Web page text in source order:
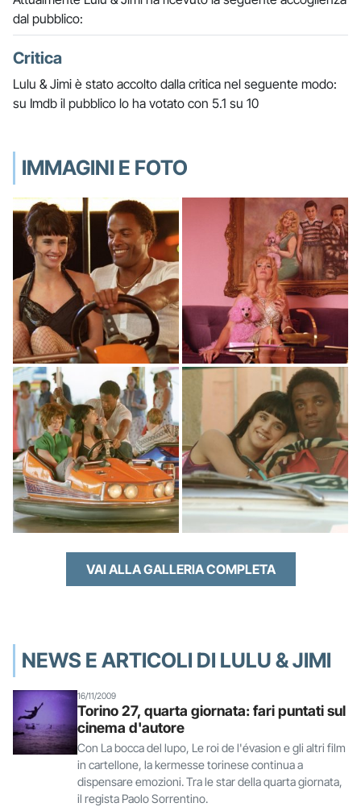
dal pubblico:
Critica
Lulu & Jimi è stato accolto dalla critica nel seguente modo:
su Imdb il pubblico lo ha votato con 5.1 su 10
IMMAGINI E FOTO
VAI ALLA GALLERIA COMPLETA
NEWS E ARTICOLI DI LULU & JIMI
16/11/2009
Torino 27, quarta giornata: fari puntati sul
cinema d'autore
Con La bocca del lupo, Le roi de l'évasion e gli altri film
in cartellone, la kermesse torinese continua a
dispensare emozioni. Tra le star della quarta giornata,
il regista Paolo Sorrentino.